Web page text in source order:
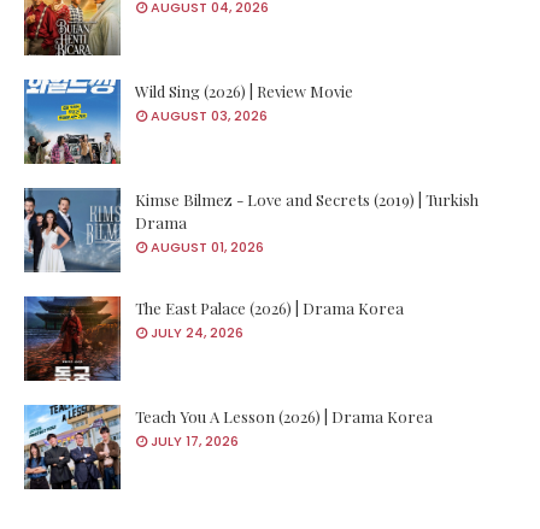
AUGUST 04, 2026
Wild Sing (2026) | Review Movie
AUGUST 03, 2026
Kimse Bilmez - Love and Secrets (2019) | Turkish
Drama
AUGUST 01, 2026
The East Palace (2026) | Drama Korea
JULY 24, 2026
Teach You A Lesson (2026) | Drama Korea
JULY 17, 2026